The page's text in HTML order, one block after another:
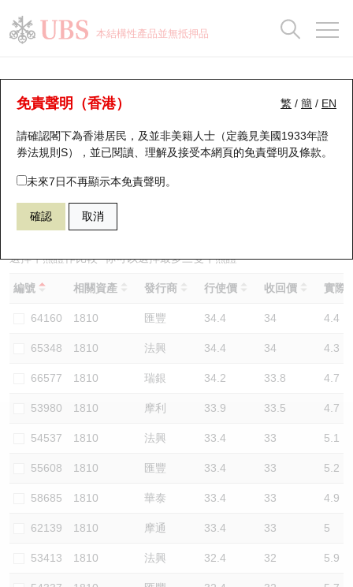
本結構性產品並無抵押品
繁 / 簡 / EN
免責聲明（香港）
請確認閣下為香港居民，及並非美籍人士（定義見美國1933年證
券法規則S），並已閱讀、理解及接受本網頁的免責聲明及條款。
未來7日不再顯示本免責聲明。
確認 取消
牛熊證分析儀
表現 街貨統計 比較
59331 瑞銀熊證 1810 小米集團
選擇牛熊證作比較 *你可以選擇最多三隻牛熊證
編號 相關資產 發行商 行使價 收回價 實際
64160 1810 匯豐 34.4 34 4.4
65348 1810 法興 34.4 34 4.3
66577 1810 瑞銀 34.2 33.8 4.7
53980 1810 摩利 33.9 33.5 4.7
54537 1810 法興 33.4 33 5.1
55608 1810 匯豐 33.4 33 5.2
58685 1810 華泰 33.4 33 4.9
62139 1810 摩通 33.4 33 5
53413 1810 法興 32.4 32 5.9
瑞銀認股證一覽
新發行瑞銀認股證
即將到期認股證
認股證到期結算價查詢
認股證分析儀
認股證速算機
認股證/牛熊證日誌
認股證文件及公告
街貨統計
比較
牛熊全景快搜
牛熊證搜尋
牛熊證街貨分佈圖
正股牛熊證列表
新發行瑞銀牛熊證
已收回牛熊證剩餘價值
牛熊證到期結算價查詢
牛熊證分析儀
牛熊證文件及公告
牛熊證文件及公告 (瑞信)
街貨統計
比較
十大升幅/跌幅
十大認股證成交分佈
十天股證佔大市成交
資金流
街貨統計
三十大平均引伸波幅
正股分析儀
二十大活躍股份
恒指成份股
國指成份股
科指成份股
相關資產沽空
中資ETFs溢價比較
AH 股價對照
ADR
收市競價變化
持股比重
顯示所有持股比重
每月輪證大市專題
輪證專欄
講座及教育短片
認股證投資者教育
牛熊證投資者教育
認股證牛熊證常問問題